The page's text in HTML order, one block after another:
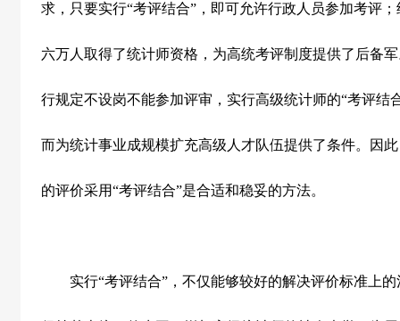
求，只要实行“考评结合”，即可允许行政人员参加考评
六万人取得了统计师资格，为高统考评制度提供了后备
行规定不设岗不能参加评审，实行高级统计师的“考评结
而为统计事业成规模扩充高级人才队伍提供了条件。因
的评价采用“考评结合”是合适和稳妥的方法。
实行“考评结合”，不仅能够较好的解决评价标准上的